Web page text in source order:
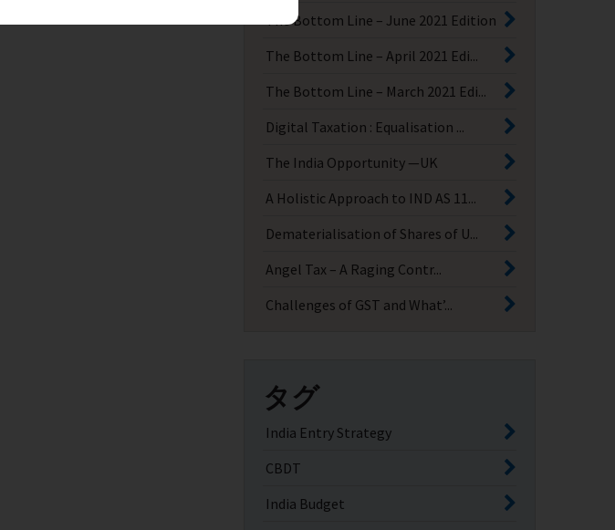
The Bottom Line – June 2021 Edition
The Bottom Line – April 2021 Edi...
The Bottom Line – March 2021 Edi...
Digital Taxation : Equalisation ...
The India Opportunity —UK
A Holistic Approach to IND AS 11...
Dematerialisation of Shares of U...
Angel Tax – A Raging Contr...
Challenges of GST and What’...
タグ
India Entry Strategy
CBDT
India Budget